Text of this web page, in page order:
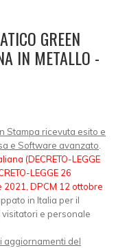
GREEN
IN METALLO -
Stampa ricevuta esito e
e Software avanzato
(DECRETO-LEGGE
LEGGE 26
2021, DPCM 12 ottobre
in Italia per il
e personale
aggiornamenti del